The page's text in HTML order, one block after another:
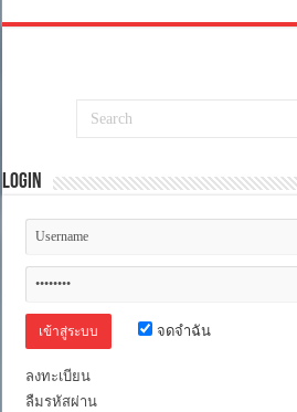
Login
จดจำฉัน
ลงทะเบียน
ลืมรหัสผ่าน